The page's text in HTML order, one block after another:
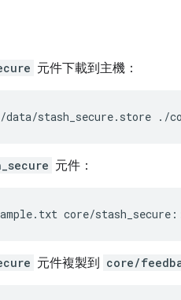
元件下載到主機：
元件：
元件複製到 core/